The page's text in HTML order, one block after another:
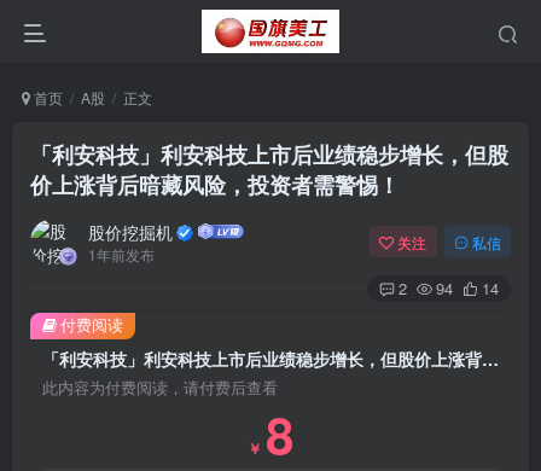
首页 A股 正文
「利安科技」利安科技上市后业绩稳步增长，但股
价上涨背后暗藏风险，投资者需警惕！
股价挖掘机
1年前发布
关注 私信
2 94 14
「利安科技」利安科技上市后业绩稳步增长，但股价上涨背后暗藏风险，投资者需警惕！
此内容为付费阅读，请付费后查看
￥ 8
付费阅读